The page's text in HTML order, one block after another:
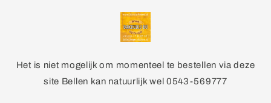
Het is niet mogelijk om momenteel te bestellen via deze
site Bellen kan natuurlijk wel 0543-569777